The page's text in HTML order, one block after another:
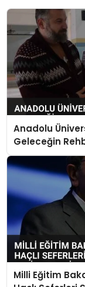
Anadolu
Geleceğin
Milli Eğitim